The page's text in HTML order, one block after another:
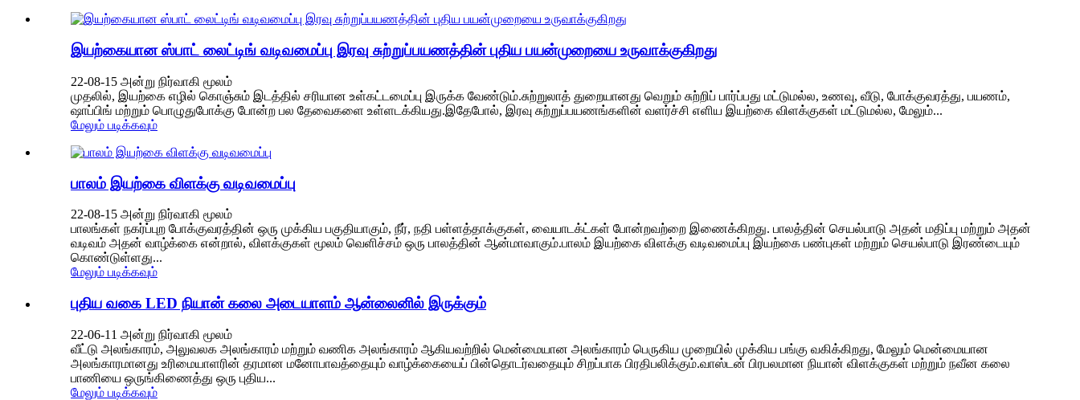
இயற்கையான ஸ்பாட் லைட்டிங் வடிவமைப்பு இரவு சுற்றுப்பயணத்தின் புதிய பயன்முறையை உருவாக்குகிறது
22-08-15 அன்று நிர்வாகி மூலம்
முதலில், இயற்கை எழில் கொஞ்சும் இடத்தில் சரியான உள்கட்டமைப்பு இருக்க வேண்டும்.சுற்றுலாத் துறையானது வெறும் சுற்றிப் பார்ப்பது மட்டுமல்ல, உணவு, வீடு, போக்குவரத்து, பயணம்,
ஷாப்பிங் மற்றும் பொழுதுபோக்கு போன்ற பல தேவைகளை உள்ளடக்கியது.இதேபோல், இரவு சுற்றுப்பயணங்களின் வளர்ச்சி எளிய இயற்கை விளக்குகள் மட்டுமல்ல, மேலும்...
மேலும் படிக்கவும்
பாலம் இயற்கை விளக்கு வடிவமைப்பு
22-08-15 அன்று நிர்வாகி மூலம்
பாலங்கள் நகர்ப்புற போக்குவரத்தின் ஒரு முக்கிய பகுதியாகும், நீர், நதி பள்ளத்தாக்குகள், வையாடக்ட்கள் போன்றவற்றை இணைக்கிறது. பாலத்தின் செயல்பாடு அதன் மதிப்பு மற்றும் அதன்
வடிவம் அதன் வாழ்க்கை என்றால், விளக்குகள் மூலம் வெளிச்சம் ஒரு பாலத்தின் ஆன்மாவாகும்.பாலம் இயற்கை விளக்கு வடிவமைப்பு இயற்கை பண்புகள் மற்றும் செயல்பாடு இரண்டையும்
கொண்டுள்ளது...
மேலும் படிக்கவும்
புதிய வகை LED நியான் கலை அடையாளம் ஆன்லைனில் இருக்கும்
22-06-11 அன்று நிர்வாகி மூலம்
வீட்டு அலங்காரம், அலுவலக அலங்காரம் மற்றும் வணிக அலங்காரம் ஆகியவற்றில் மென்மையான அலங்காரம் பெருகிய முறையில் முக்கிய பங்கு வகிக்கிறது, மேலும் மென்மையான
அலங்காரமானது உரிமையாளரின் தரமான மனோபாவத்தையும் வாழ்க்கையைப் பின்தொடர்வதையும் சிறப்பாக பிரதிபலிக்கும்.வாஸ்டன் பிரபலமான நியான் விளக்குகள் மற்றும் நவீன கலை
பாணியை ஒருங்கிணைத்து ஒரு புதிய...
மேலும் படிக்கவும்